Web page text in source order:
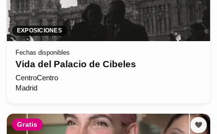
EXPOSICIONES
Fechas disponibles
Vida del Palacio de Cibeles
CentroCentro
Madrid
Gratis